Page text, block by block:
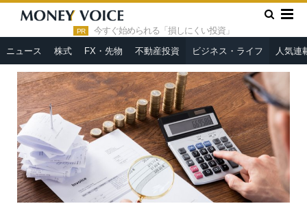
PR 今すぐ始められる「損しにくい投資」
ニュース 株式 FX・先物 不動産投資 ビジネス・ライフ 人気連
HOME » ビジネス・ライフ
消費税10％の実施を明記した税
制改正大綱発表！軽減税率より気になる中小企業への影響＝奥田雅